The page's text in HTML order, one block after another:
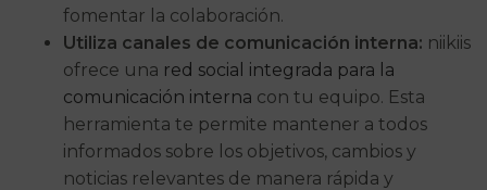
fomentar la colaboración.
Utiliza canales de comunicación interna: niikiis
ofrece una red social integrada para la
comunicación interna con tu equipo. Esta
herramienta te permite mantener a todos
informados sobre los objetivos, cambios y
noticias relevantes de manera rápida y